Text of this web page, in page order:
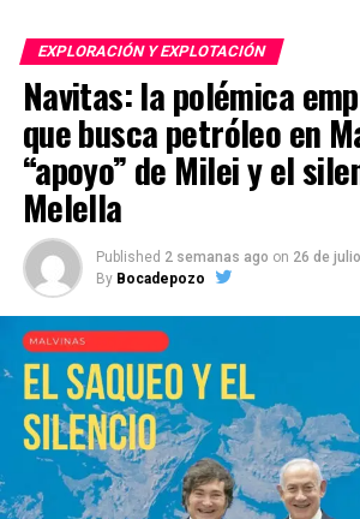
EXPLORACIÓN Y EXPLOTACIÓN
Navitas: la polémica
que busca petróleo en
“apoyo” de Milei y el
Melella
Published 2 semanas ago on 26 de
By Bocadepozo